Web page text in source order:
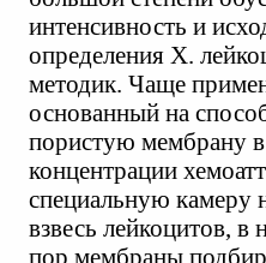
интенсивность и
определения X.
методик. Чаще
основанный на
пористую мембрану в
концентрации
специальную камеру
взвесь лейкоцитов, в
пор мембраны